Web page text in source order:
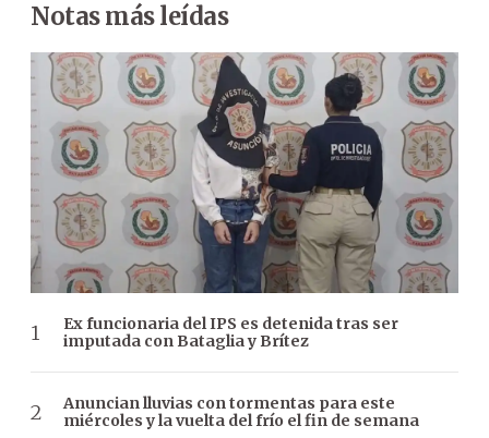
Notas más leídas
Ex funcionaria del IPS es detenida tras ser
imputada con Bataglia y Brítez
Anuncian lluvias con tormentas para este
miércoles y la vuelta del frío el fin de semana